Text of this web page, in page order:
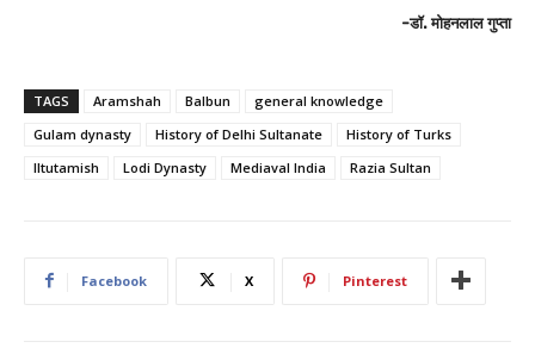
-डॉ. मोहनलाल गुप्ता
TAGS Aramshah Balbun
general knowledge
Gulam dynasty
History of Delhi Sultanate
History of Turks
Iltutamish
Lodi Dynasty Mediaval India Razia Sultan
Facebook X Pinterest